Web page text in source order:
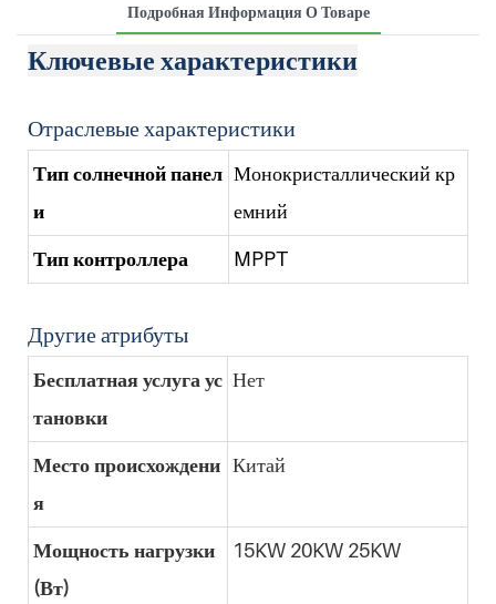
Подробная Информация О Товаре
Ключевые характеристики
Отраслевые характеристики
Тип солнечной панел
и
Монокристаллический кр
емний
Тип контроллера MPPT
Другие атрибуты
Бесплатная услуга ус
тановки
Нет
Место происхождени
я
Китай
Мощность нагрузки
(Вт)
15KW 20KW 25KW